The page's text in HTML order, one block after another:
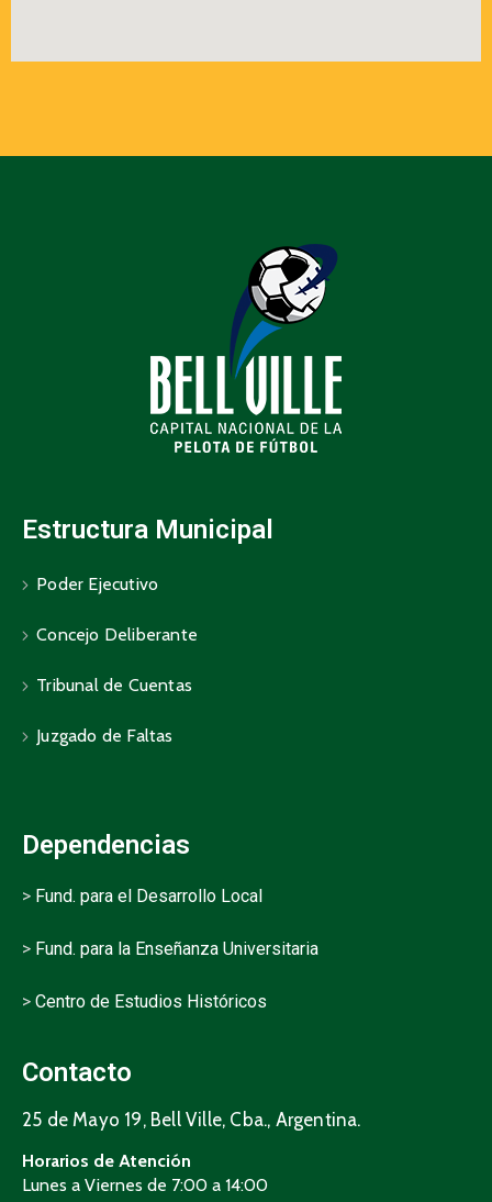
Estructura Municipal
Poder Ejecutivo
Concejo Deliberante
Tribunal de Cuentas
Juzgado de Faltas
Dependencias
> Fund. para el Desarrollo Local
> Fund. para la Enseñanza Universitaria
> Centro de Estudios Históricos
Contacto
25 de Mayo 19, Bell Ville, Cba., Argentina.
Horarios de Atención
Lunes a Viernes de 7:00 a 14:00